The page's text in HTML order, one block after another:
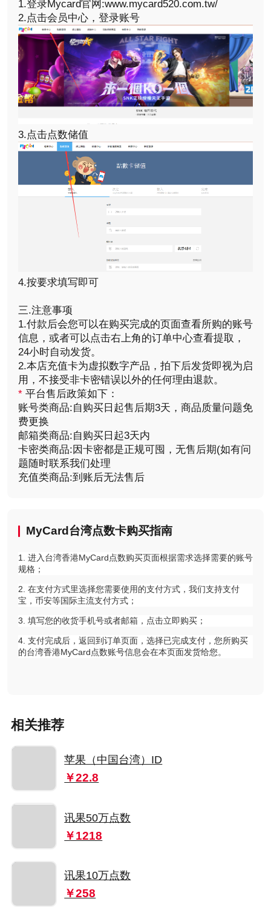
1.登录Mycard官网:www.mycard520.com.tw/
2.点击会员中心，登录账号
3.点击点数储值
4.按要求填写即可
三.注意事项
1.付款后会您可以在购买完成的页面查看所购的账号
信息，或者可以点击右上角的订单中心查看提取，
24小时自动发货。
2.本店充值卡为虚拟数字产品，拍下后发货即视为启
用，不接受非卡密错误以外的任何理由退款。
*平台售后政策如下：
账号类商品:自购买日起售后期3天，商品质量问题免
费更换
邮箱类商品:自购买日起3天内
卡密类商品:因卡密都是正规可囤，无售后期(如有问
题随时联系我们处理
充值类商品:到账后无法售后
MyCard台湾点数卡购买指南
1. 进入台湾香港MyCard点数购买页面根据需求选择需要的账号
规格；
2. 在支付方式里选择您需要使用的支付方式，我们支持支付
宝，币安等国际主流支付方式；
3. 填写您的收货手机号或者邮箱，点击立即购买；
4. 支付完成后，返回到订单页面，选择已完成支付，您所购买
的台湾香港MyCard点数账号信息会在本页面发货给您。
相关推荐
苹果（中国台湾）ID
￥22.8
讯果50万点数
￥1218
讯果10万点数
￥258